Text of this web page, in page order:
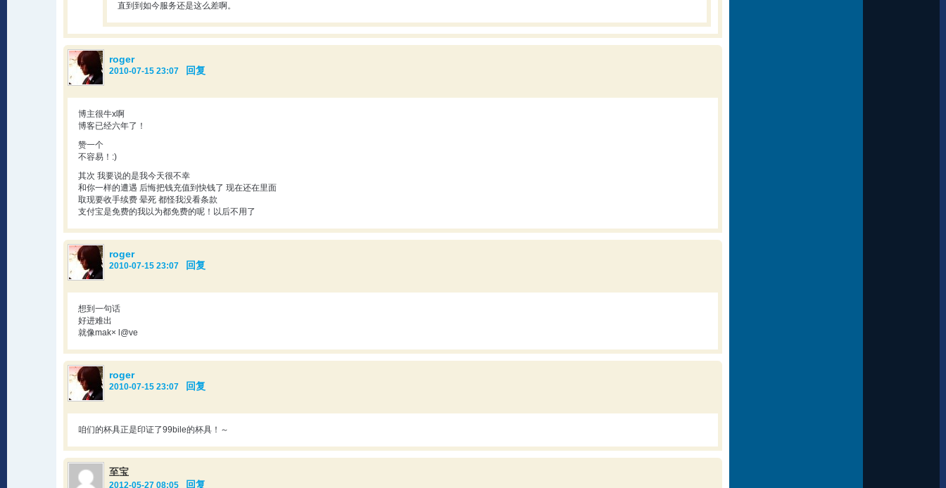
直到到如今服务还是这么差啊。
roger
2010-07-15 23:07 回复
博主很牛x啊
博客已经六年了！
赞一个
不容易！:)
其次 我要说的是我今天很不幸
和你一样的遭遇 后悔把钱充值到快钱了 现在还在里面
取现要收手续费 晕死 都怪我没看条款
支付宝是免费的我以为都免费的呢！以后不用了
roger
2010-07-15 23:07 回复
想到一句话
好进难出
就像mak× l@ve
roger
2010-07-15 23:07 回复
咱们的杯具正是印证了99bile的杯具！～
至宝
2012-05-27 08:05 回复